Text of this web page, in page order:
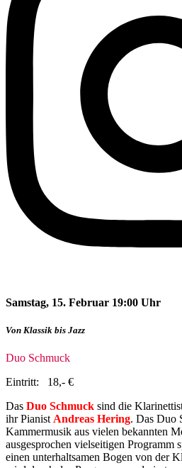
Samstag, 15. Februar 19:00 Uhr
Von Klassik bis Jazz
Duo Schmuck
Eintritt: 18,- €
Das Duo Schmuck sind die
ihr Pianist Andreas Hering. Das Duo
Kammermusik aus vielen bekannten
ausgesprochen vielseitigen Programm
einen unterhaltsamen Bogen von der